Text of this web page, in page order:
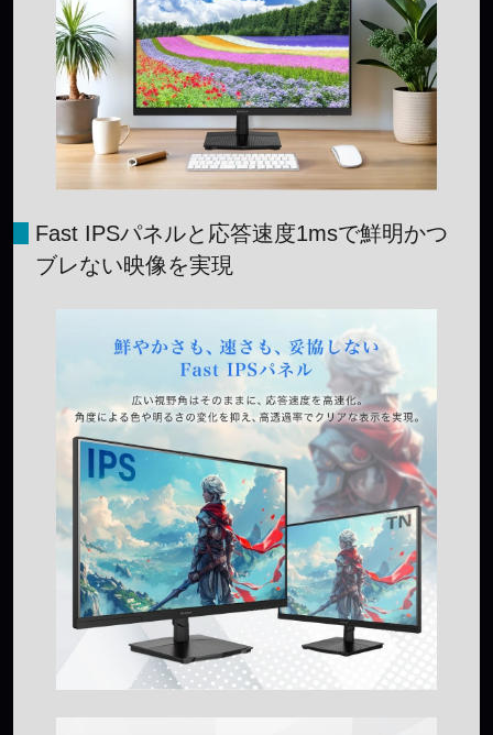
Fast IPSパネルと応答速度1msで鮮明かつ
ブレない映像を実現